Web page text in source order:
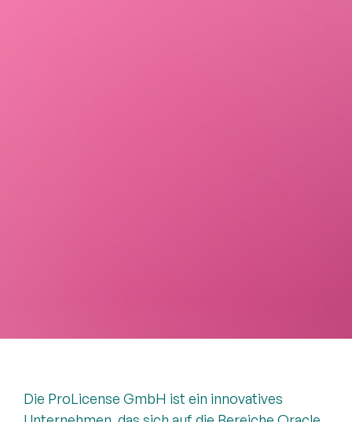
Die ProLicense GmbH ist ein innovatives